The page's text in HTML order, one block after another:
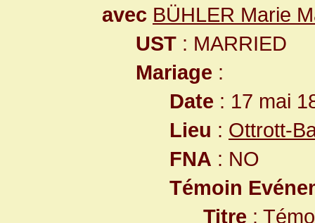
avec BÜHLER Marie
UST : MARRIED
Mariage :
Date : 17 mai
Lieu : Ottrott-
FNA : NO
Témoin
Titre :